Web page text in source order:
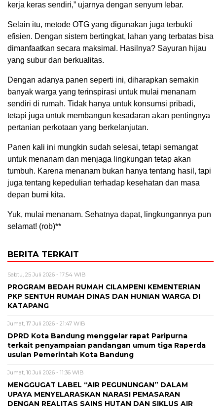
kerja keras sendiri,” ujarnya dengan senyum lebar.
Selain itu, metode OTG yang digunakan juga terbukti
efisien. Dengan sistem bertingkat, lahan yang terbatas bisa
dimanfaatkan secara maksimal. Hasilnya? Sayuran hijau
yang subur dan berkualitas.
Dengan adanya panen seperti ini, diharapkan semakin
banyak warga yang terinspirasi untuk mulai menanam
sendiri di rumah. Tidak hanya untuk konsumsi pribadi,
tetapi juga untuk membangun kesadaran akan pentingnya
pertanian perkotaan yang berkelanjutan.
Panen kali ini mungkin sudah selesai, tetapi semangat
untuk menanam dan menjaga lingkungan tetap akan
tumbuh. Karena menanam bukan hanya tentang hasil, tapi
juga tentang kepedulian terhadap kesehatan dan masa
depan bumi kita.
Yuk, mulai menanam. Sehatnya dapat, lingkungannya pun
selamat! (rob)**
BERITA TERKAIT
Sabtu, 25 Juli 2026 - 17:54 WIB
PROGRAM BEDAH RUMAH CILAMPENI KEMENTERIAN
PKP SENTUH RUMAH DINAS DAN HUNIAN WARGA DI
KATAPANG
Jumat, 17 Juli 2026 - 21:47 WIB
DPRD Kota Bandung menggelar rapat Paripurna
terkait penyampaian pandangan umum tiga Raperda
usulan Pemerintah Kota Bandung
Jumat, 10 Juli 2026 - 11:36 WIB
MENGGUGAT LABEL “AIR PEGUNUNGAN” DALAM
UPAYA MENYELARASKAN NARASI PEMASARAN
DENGAN REALITAS SAINS HUTAN DAN SIKLUS AIR